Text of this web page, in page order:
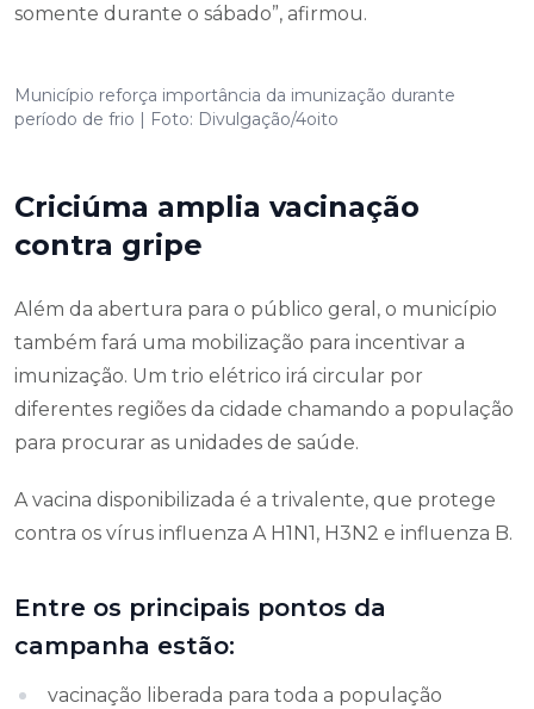
somente durante o sábado”, afirmou.
Município reforça importância da imunização durante
período de frio | Foto: Divulgação/4oito
Criciúma amplia vacinação
contra gripe
Além da abertura para o público geral, o município
também fará uma mobilização para incentivar a
imunização. Um trio elétrico irá circular por
diferentes regiões da cidade chamando a população
para procurar as unidades de saúde.
A vacina disponibilizada é a trivalente, que protege
contra os vírus influenza A H1N1, H3N2 e influenza B.
Entre os principais pontos da
campanha estão:
vacinação liberada para toda a população